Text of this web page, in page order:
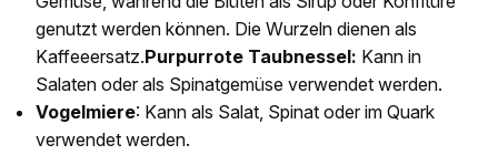
genutzt werden können. Die Wurzeln dienen als
Kaffeeersatz.Purpurrote Taubnessel: Kann in
Salaten oder als Spinatgemüse verwendet werden.
Vogelmiere: Kann als Salat, Spinat oder im Quark
verwendet werden.